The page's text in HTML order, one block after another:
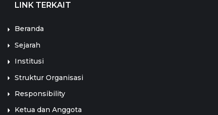
LINK TERKAIT
Beranda
Sejarah
Institusi
Struktur Organisasi
Responsibility
Ketua dan Anggota